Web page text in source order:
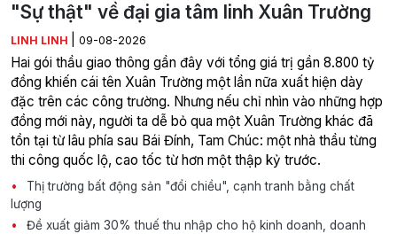
"Sự thật" về đại gia tâm linh Xuân Trường
LINH LINH 09-08-2026
Hai gói thầu giao thông gần đây với tổng giá trị gần 8.800 tỷ
đồng khiến cái tên Xuân Trường một lần nữa xuất hiện dày
đặc trên các công trường. Nhưng nếu chỉ nhìn vào những hợp
đồng mới này, người ta dễ bỏ qua một Xuân Trường khác đã
tồn tại từ lâu phía sau Bái Đính, Tam Chúc: một nhà thầu từng
thi công quốc lộ, cao tốc từ hơn một thập kỷ trước.
Thị trường bất động sản "đổi chiều", cạnh tranh bằng chất
lượng
Đề xuất giảm 30% thuế thu nhập cho hộ kinh doanh, doanh